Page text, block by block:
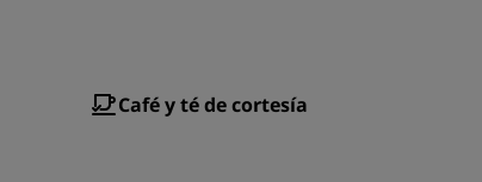
Café y té de cortesía